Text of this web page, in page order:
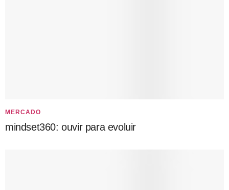
MERCADO
mindset360: ouvir para evoluir